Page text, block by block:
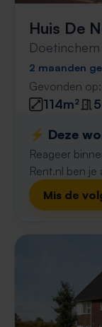
Huis De
Doetinchem
2 maanden
Gevonden op:
114m²
⚡️ Deze
Reageer
Rent.nl ben je
Mis de